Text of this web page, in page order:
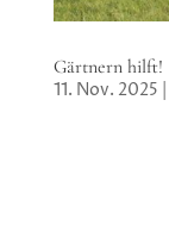
Gärtnern hilft!
11. Nov. 2025